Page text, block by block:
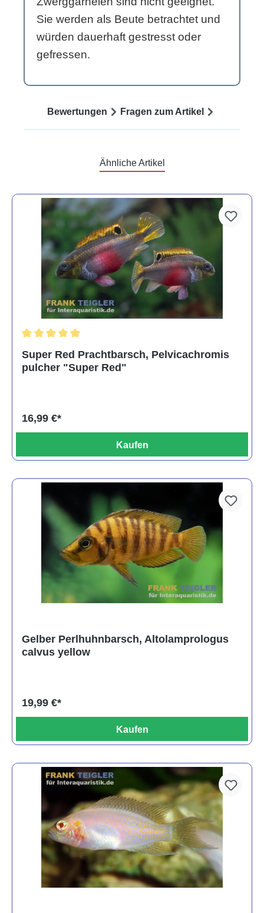
Sie werden als Beute betrachtet und
würden dauerhaft gestresst oder
gefressen.
Bewertungen Fragen zum Artikel
Ähnliche Artikel
Super Red Prachtbarsch, Pelvicachromis
pulcher "Super Red"
16,99 €*
Kaufen
Gelber Perlhuhnbarsch, Altolamprologus
calvus yellow
19,99 €*
Kaufen